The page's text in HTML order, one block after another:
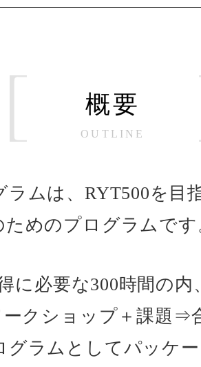
概要
OUTLINE
ラムは、RYT500を目
ためのプログラムです
に必要な300時間の内
ークショップ＋課題⇒
グラムとしてパッケ